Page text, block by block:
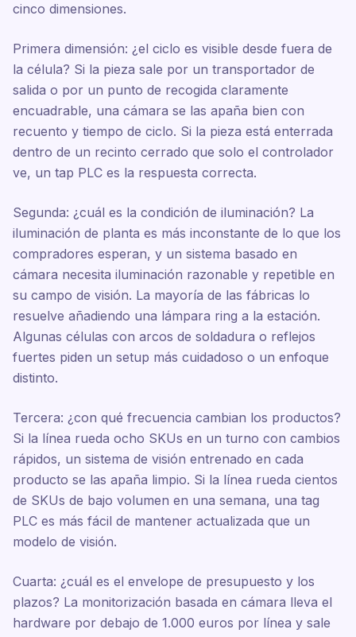
cinco dimensiones.
Primera dimensión: ¿el ciclo es visible desde fuera de
la célula? Si la pieza sale por un transportador de
salida o por un punto de recogida claramente
encuadrable, una cámara se las apaña bien con
recuento y tiempo de ciclo. Si la pieza está enterrada
dentro de un recinto cerrado que solo el controlador
ve, un tap PLC es la respuesta correcta.
Segunda: ¿cuál es la condición de iluminación? La
iluminación de planta es más inconstante de lo que los
compradores esperan, y un sistema basado en
cámara necesita iluminación razonable y repetible en
su campo de visión. La mayoría de las fábricas lo
resuelve añadiendo una lámpara ring a la estación.
Algunas células con arcos de soldadura o reflejos
fuertes piden un setup más cuidadoso o un enfoque
distinto.
Tercera: ¿con qué frecuencia cambian los productos?
Si la línea rueda ocho SKUs en un turno con cambios
rápidos, un sistema de visión entrenado en cada
producto se las apaña limpio. Si la línea rueda cientos
de SKUs de bajo volumen en una semana, una tag
PLC es más fácil de mantener actualizada que un
modelo de visión.
Cuarta: ¿cuál es el envelope de presupuesto y los
plazos? La monitorización basada en cámara lleva el
hardware por debajo de 1.000 euros por línea y sale